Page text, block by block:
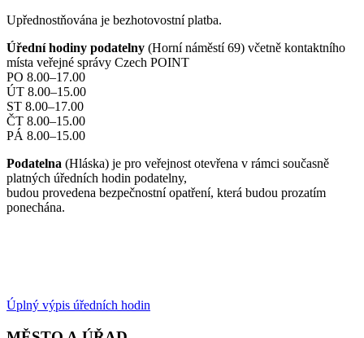
Upřednostňována je bezhotovostní platba.
Úřední hodiny podatelny (Horní náměstí 69) včetně kontaktního
místa veřejné správy Czech POINT
PO 8.00–17.00
ÚT 8.00–15.00
ST 8.00–17.00
ČT 8.00–15.00
PÁ 8.00–15.00
Podatelna (Hláska) je pro veřejnost otevřena v rámci současně
platných úředních hodin podatelny,
budou provedena bezpečnostní opatření, která budou prozatím
ponechána.
Úplný výpis úředních hodin